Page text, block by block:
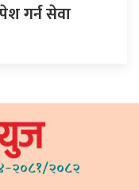
गर्न सेवा
२०८१/२०८२